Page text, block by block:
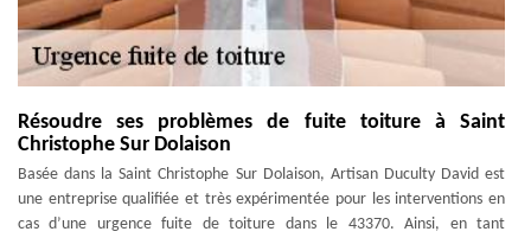
Résoudre ses problèmes de fuite toiture à Saint
Christophe Sur Dolaison
Basée dans la Saint Christophe Sur Dolaison, Artisan Duculty David est
une entreprise qualifiée et très expérimentée pour les interventions en
cas d’une urgence fuite de toiture dans le 43370. Ainsi, en tant